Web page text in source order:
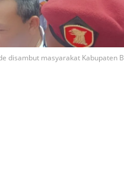
disambut masyarakat Kabupaten